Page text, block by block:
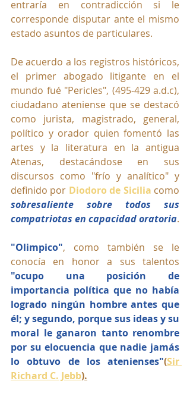
entraría en contradicción si le
corresponde disputar ante el mismo
estado asuntos de particulares.
De acuerdo a los registros históricos,
el primer abogado litigante en el
mundo fué "Pericles", (495-429 a.d.c),
ciudadano ateniense que se destacó
como jurista, magistrado, general
político y orador quien fomentó las
artes y la literatura en la antigua
Atenas, destacándose en sus
discursos como "frío y analítico" y
definido por Diodoro de Sicilia
sobresaliente sobre todos sus
compatriotas en capacidad oratoria
"Olimpico", como también se le
"ocupo una posición de
importancia política que no había
logrado ningún hombre antes que
él; y segundo, porque sus ideas y su
moral le ganaron tanto renombre
por su elocuencia que nadie jamás
lo obtuvo de los atenienses"(Sir
Richard C. Jebb).